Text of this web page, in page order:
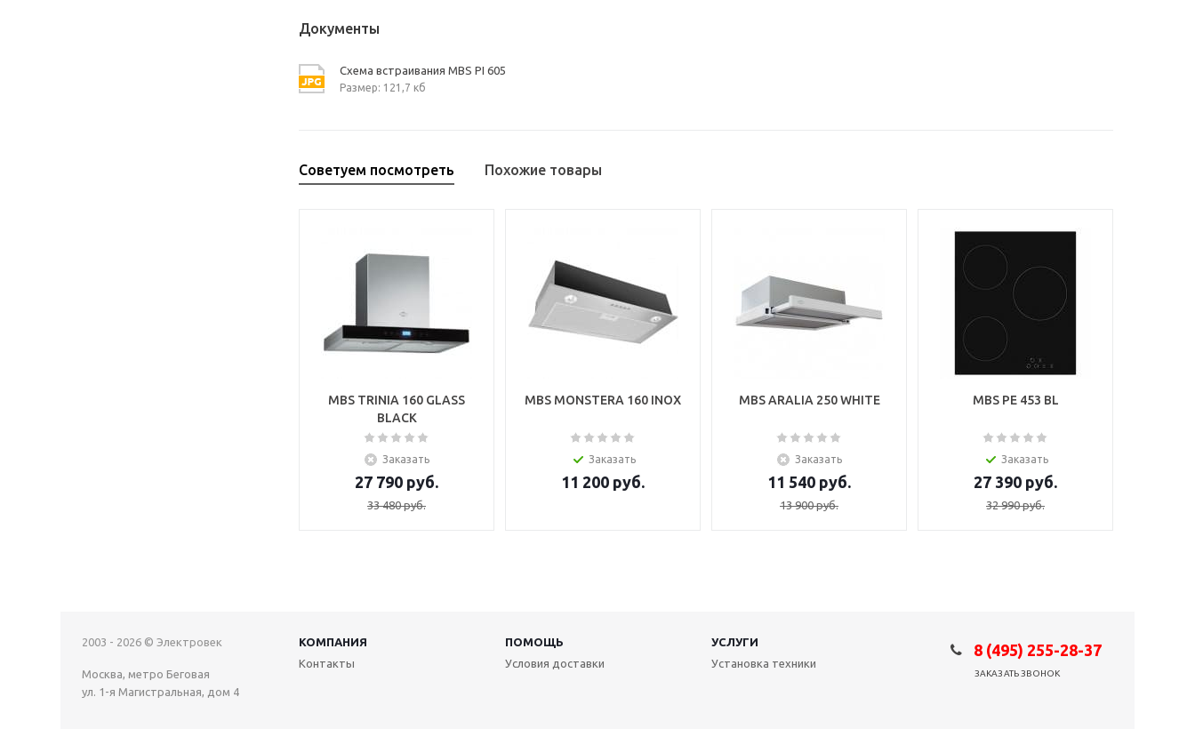
Документы
Схема встраивания MBS PI 605
Размер: 121,7 кб
Советуем посмотреть Похожие товары
MBS TRINIA 160 GLASS
BLACK
Заказать
27 790 руб.
33 480руб.
MBS MONSTERA 160 INOX
Заказать
11 200 руб.
MBS ARALIA 250 WHITE
Заказать
11 540 руб.
13 900руб.
MBS PE 453 BL
Заказать
27 390 руб.
32 990руб.
2003 - 2026 © Электровек
Москва, метро Беговая
ул. 1-я Магистральная, дом 4
КОМПАНИЯ ПОМОЩЬ
УСЛУГИ
Контакты
Условия доставки Установка техники
8 (495) 255-28-37
ЗАКАЗАТЬ ЗВОНОК